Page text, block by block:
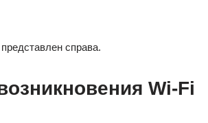
справа.
Wi-Fi